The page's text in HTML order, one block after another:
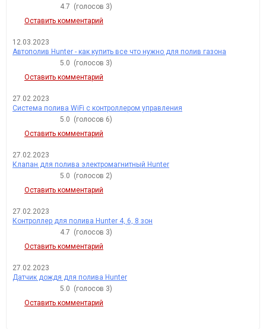
4.7 (голосов 3)
Оставить комментарий
12.03.2023
Автополив Hunter - как купить все что нужно для полив газона
5.0 (голосов 3)
Оставить комментарий
27.02.2023
Система полива WiFi с контроллером управления
5.0 (голосов 6)
Оставить комментарий
27.02.2023
Клапан для полива электромагнитный Hunter
5.0 (голосов 2)
Оставить комментарий
27.02.2023
Контроллер для полива Hunter 4, 6, 8 зон
4.7 (голосов 3)
Оставить комментарий
27.02.2023
Датчик дождя для полива Hunter
5.0 (голосов 3)
Оставить комментарий